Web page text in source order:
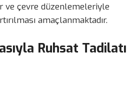
ve çevre düzenlemeleriyle
amaçlanmaktadır.
Ruhsat Tadilatı